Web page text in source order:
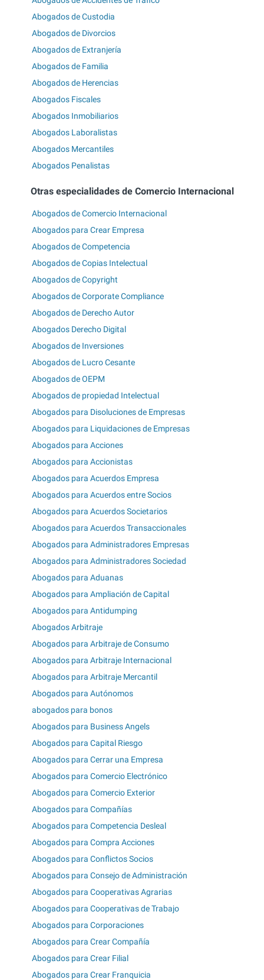
Abogados de Custodia
Abogados de Divorcios
Abogados de Extranjería
Abogados de Familia
Abogados de Herencias
Abogados Fiscales
Abogados Inmobiliarios
Abogados Laboralistas
Abogados Mercantiles
Abogados Penalistas
Otras especialidades de Comercio Internacional
Abogados de Comercio Internacional
Abogados para Crear Empresa
Abogados de Competencia
Abogados de Copias Intelectual
Abogados de Copyright
Abogados de Corporate Compliance
Abogados de Derecho Autor
Abogados Derecho Digital
Abogados de Inversiones
Abogados de Lucro Cesante
Abogados de OEPM
Abogados de propiedad Intelectual
Abogados para Disoluciones de Empresas
Abogados para Liquidaciones de Empresas
Abogados para Acciones
Abogados para Accionistas
Abogados para Acuerdos Empresa
Abogados para Acuerdos entre Socios
Abogados para Acuerdos Societarios
Abogados para Acuerdos Transaccionales
Abogados para Administradores Empresas
Abogados para Administradores Sociedad
Abogados para Aduanas
Abogados para Ampliación de Capital
Abogados para Antidumping
Abogados Arbitraje
Abogados para Arbitraje de Consumo
Abogados para Arbitraje Internacional
Abogados para Arbitraje Mercantil
Abogados para Autónomos
abogados para bonos
Abogados para Business Angels
Abogados para Capital Riesgo
Abogados para Cerrar una Empresa
Abogados para Comercio Electrónico
Abogados para Comercio Exterior
Abogados para Compañías
Abogados para Competencia Desleal
Abogados para Compra Acciones
Abogados para Conflictos Socios
Abogados para Consejo de Administración
Abogados para Cooperativas Agrarias
Abogados para Cooperativas de Trabajo
Abogados para Corporaciones
Abogados para Crear Compañía
Abogados para Crear Filial
Abogados para Crear Franquicia